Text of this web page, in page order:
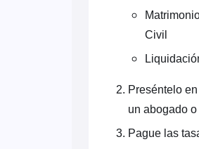
Civil
Preséntelo
un abogado
Pague las